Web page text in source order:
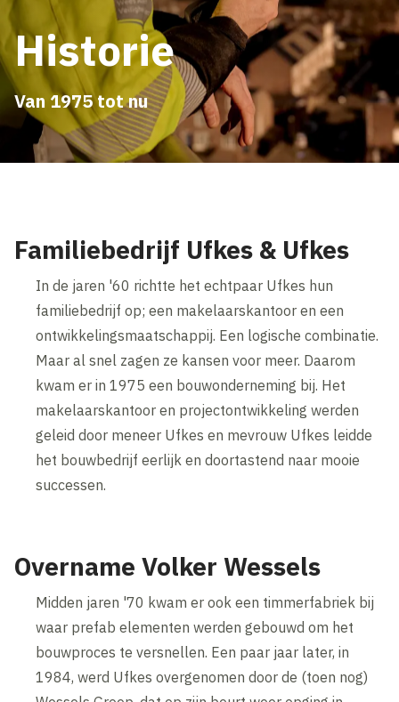
Historie
Van 1975 tot nu
Familiebedrijf Ufkes & Ufkes
In de jaren '60 richtte het echtpaar Ufkes hun
familiebedrijf op; een makelaarskantoor en een
ontwikkelingsmaatschappij. Een logische combinatie.
Maar al snel zagen ze kansen voor meer. Daarom
kwam er in 1975 een bouwonderneming bij. Het
makelaarskantoor en projectontwikkeling werden
geleid door meneer Ufkes en mevrouw Ufkes leidde
het bouwbedrijf eerlijk en doortastend naar mooie
successen.
Overname Volker Wessels
Midden jaren '70 kwam er ook een timmerfabriek bij
waar prefab elementen werden gebouwd om het
bouwproces te versnellen. Een paar jaar later, in
1984, werd Ufkes overgenomen door de (toen nog)